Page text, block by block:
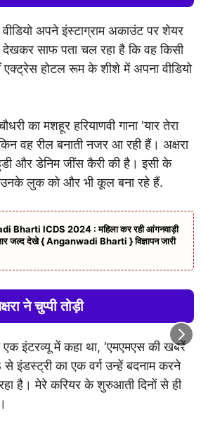
अपने इंस्टाग्राम अकाउंट पर शेयर
देखकर साफ पता चल रहा है कि वह किसी
एक्ट्रेस होटल रूम के शीशे में अपना वीडियो
का मशहूर हरियाणवी गाना ‘यार तेरा
वह रील बनाती नजर आ रही हैं। अक्षरा
और डेनिम जींस कैरी की है। इसी के
लुक को और भी कूल बना रहे हैं.
Bharti ICDS 2024 : महिला कर रही आंगनवाड़ी
जल्द देखे { Anganwadi Bharti } विज्ञापन जारी
ने चुप्पी तोड़ी
एक इंटरव्यू में कहा था, ‘एमएमएस की खबरें
इंडस्ट्री का एक वर्ग उन्हें बदनाम करने
है। मेरे करियर के शुरुआती दिनों से ही